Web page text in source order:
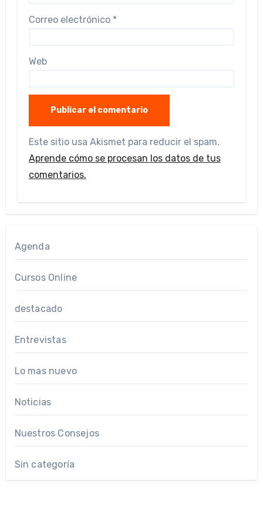
Correo electrónico *
Web
Este sitio usa Akismet para reducir el spam.
Aprende cómo se procesan los datos de tus
comentarios.
Agenda
Cursos Online
destacado
Entrevistas
Lo mas nuevo
Noticias
Nuestros Consejos
Sin categoría